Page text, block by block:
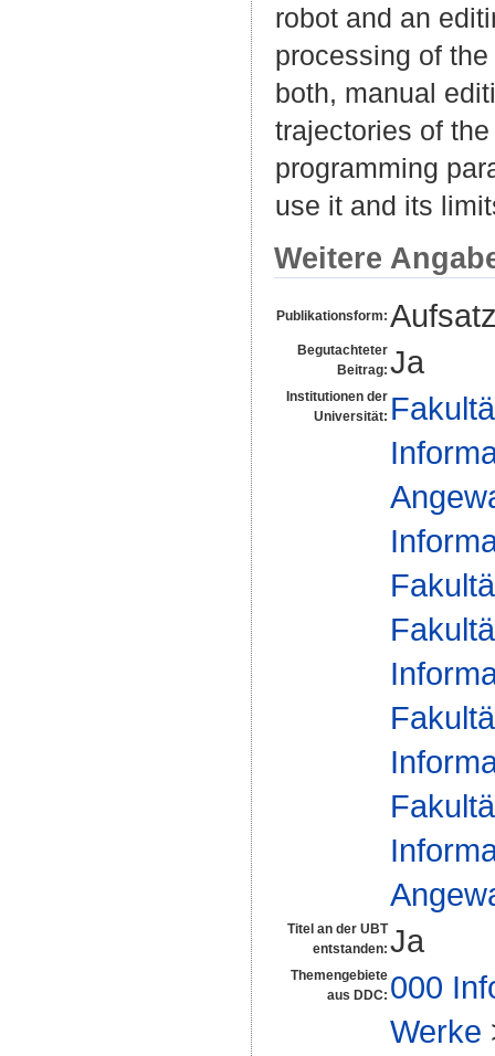
robot and an
processing of
both, manual
trajectories of
programming
use it and its
Weitere
Publikationsform:
Begutachteter
Beitrag: Ja
Institutionen der
Universität:
Titel an der UBT
entstanden: Ja
Themengebiete
aus DDC: 000
Werke